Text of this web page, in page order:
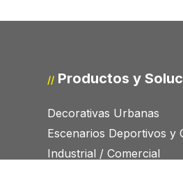
// Productos y
Decorativas Urbanas
Escenarios Deportivos y
Industrial / Comercial